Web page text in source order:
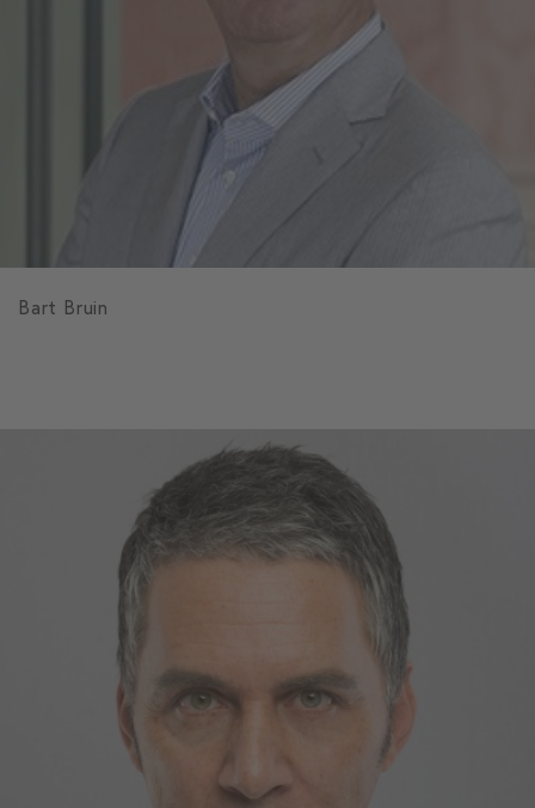
Bart Bruin